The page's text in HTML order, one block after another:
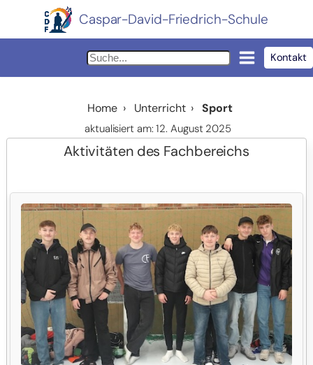
Caspar-David-Friedrich-Schule
Kontakt
Home › Unterricht › Sport
aktualisiert am: 12. August 2025
Aktivitäten des Fachbereichs